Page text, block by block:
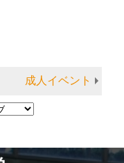
成人イベント